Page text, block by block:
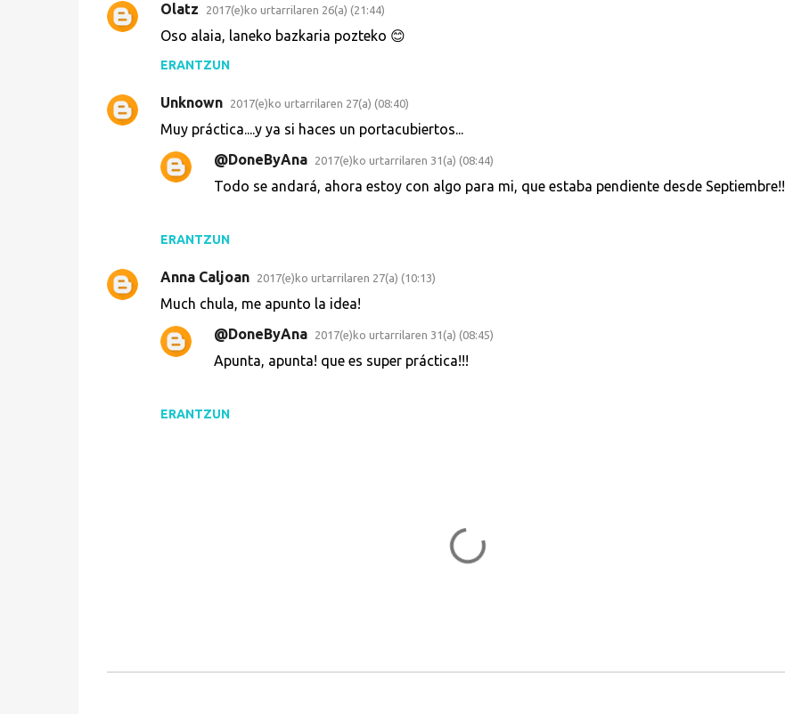
I
z
k
Olatz 2017(e)ko urtarrilaren 26(a) (21:44)
Oso alaia, laneko bazkaria pozteko 😊
ERANTZUN
Unknown 2017(e)ko urtarrilaren 27(a) (08:40)
Muy práctica....y ya si haces un portacubiertos...
ERANTZUN
@DoneByAna 2017(e)ko urtarrilaren 31(a) (08:44)
Todo se andará, ahora estoy con algo para mi, que estaba pendiente desde Septiembre!!
Anna Caljoan 2017(e)ko urtarrilaren 27(a) (10:13)
Much chula, me apunto la idea!
ERANTZUN
@DoneByAna 2017(e)ko urtarrilaren 31(a) (08:45)
Apunta, apunta! que es super práctica!!!